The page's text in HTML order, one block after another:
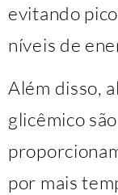
evitando
níveis de
Além disso,
glicêmico
por mais